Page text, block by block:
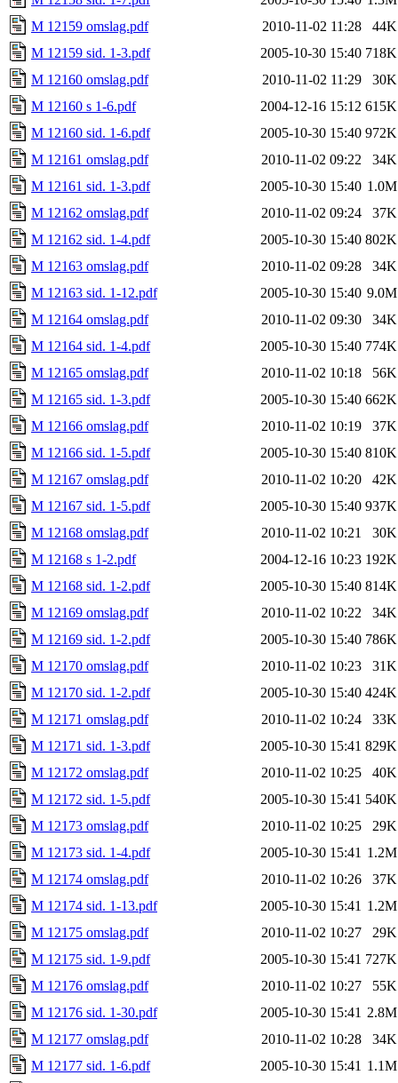
M 12159 omslag.pdf
2010-11-02 11:28
44K
M 12159 sid. 1-3.pdf
2005-10-30 15:40 718K
M 12160 omslag.pdf
2010-11-02 11:29
30K
M 12160 s 1-6.pdf
2004-12-16 15:12 615K
M 12160 sid. 1-6.pdf
2005-10-30 15:40 972K
M 12161 omslag.pdf
2010-11-02 09:22
34K
M 12161 sid. 1-3.pdf
2005-10-30 15:40 1.0M
M 12162 omslag.pdf
2010-11-02 09:24
37K
M 12162 sid. 1-4.pdf
2005-10-30 15:40 802K
M 12163 omslag.pdf
2010-11-02 09:28
34K
M 12163 sid. 1-12.pdf
2005-10-30 15:40 9.0M
M 12164 omslag.pdf
2010-11-02 09:30
34K
M 12164 sid. 1-4.pdf
2005-10-30 15:40 774K
M 12165 omslag.pdf
2010-11-02 10:18
56K
M 12165 sid. 1-3.pdf
2005-10-30 15:40 662K
M 12166 omslag.pdf
2010-11-02 10:19
37K
M 12166 sid. 1-5.pdf
2005-10-30 15:40 810K
M 12167 omslag.pdf
2010-11-02 10:20
42K
M 12167 sid. 1-5.pdf
2005-10-30 15:40 937K
M 12168 omslag.pdf
2010-11-02 10:21
30K
M 12168 s 1-2.pdf
2004-12-16 10:23 192K
M 12168 sid. 1-2.pdf
2005-10-30 15:40 814K
M 12169 omslag.pdf
2010-11-02 10:22
34K
M 12169 sid. 1-2.pdf
2005-10-30 15:40 786K
M 12170 omslag.pdf
2010-11-02 10:23
31K
M 12170 sid. 1-2.pdf
2005-10-30 15:40 424K
M 12171 omslag.pdf
2010-11-02 10:24
33K
M 12171 sid. 1-3.pdf
2005-10-30 15:41 829K
M 12172 omslag.pdf
2010-11-02 10:25
40K
M 12172 sid. 1-5.pdf
2005-10-30 15:41 540K
M 12173 omslag.pdf
2010-11-02 10:25
29K
M 12173 sid. 1-4.pdf
2005-10-30 15:41 1.2M
M 12174 omslag.pdf
2010-11-02 10:26
37K
M 12174 sid. 1-13.pdf
2005-10-30 15:41 1.2M
M 12175 omslag.pdf
2010-11-02 10:27
29K
M 12175 sid. 1-9.pdf
2005-10-30 15:41 727K
M 12176 omslag.pdf
2010-11-02 10:27
55K
M 12176 sid. 1-30.pdf
2005-10-30 15:41 2.8M
M 12177 omslag.pdf
2010-11-02 10:28
34K
M 12177 sid. 1-6.pdf
2005-10-30 15:41 1.1M